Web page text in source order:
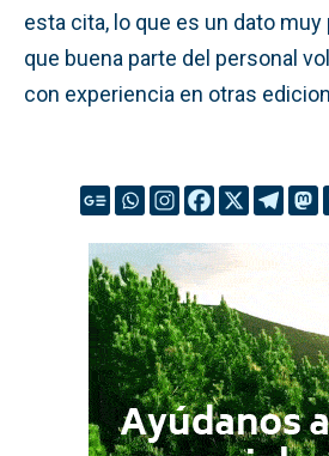
esta cita, lo que es un dato
que buena parte del personal
con experiencia en otras